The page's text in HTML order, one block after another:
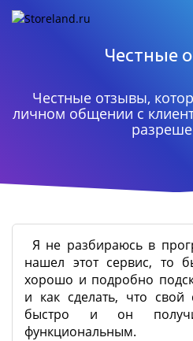
Честные
Честные отзывы,
личном общении с
Я не разбираюсь в
нашел этот сервис, то
хорошо и подробно
и как сделать, что свой
быстро и он
функциональным.